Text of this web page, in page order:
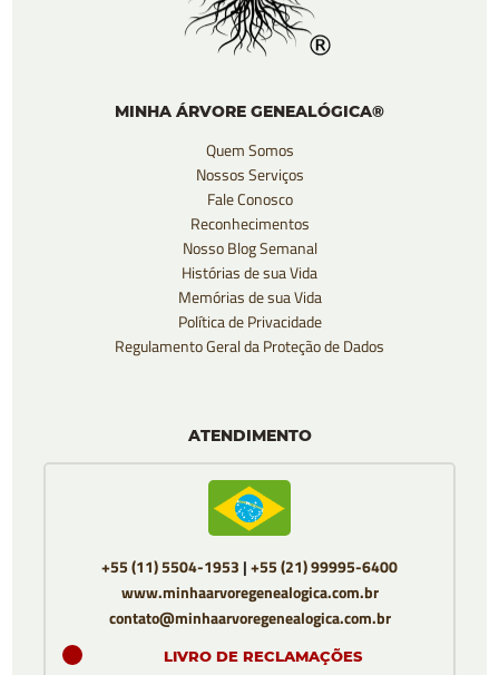
MINHA ÁRVORE GENEALÓGICA®
Quem Somos
Nossos Serviços
Fale Conosco
Reconhecimentos
Nosso Blog Semanal
Histórias de sua Vida
Memórias de sua Vida
Política de Privacidade
Regulamento Geral da Proteção de Dados
ATENDIMENTO
+55 (11) 5504-1953 |+55 (21) 99995-6400
www.minhaarvoregenealogica.com.br
contato@minhaarvoregenealogica.com.br
LIVRO DE RECLAMAÇÕES